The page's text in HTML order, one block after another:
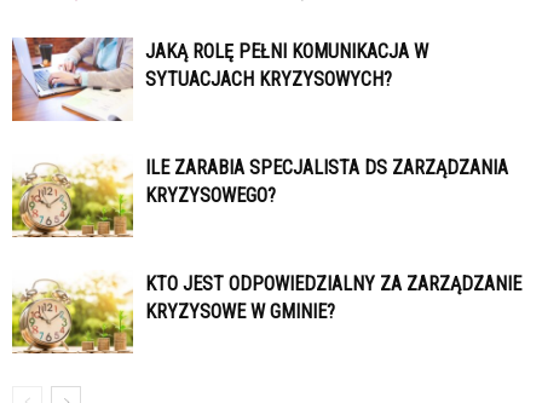
JAKĄ ROLĘ PEŁNI KOMUNIKACJA W
SYTUACJACH KRYZYSOWYCH?
ILE ZARABIA SPECJALISTA DS ZARZĄDZANIA
KRYZYSOWEGO?
KTO JEST ODPOWIEDZIALNY ZA ZARZĄDZANIE
KRYZYSOWE W GMINIE?